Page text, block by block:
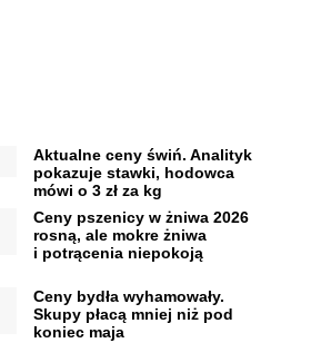
Aktualne ceny świń. Analityk
pokazuje stawki, hodowca
mówi o 3 zł za kg
Ceny pszenicy w żniwa 2026
rosną, ale mokre żniwa
i potrącenia niepokoją
Ceny bydła wyhamowały.
Skupy płacą mniej niż pod
koniec maja